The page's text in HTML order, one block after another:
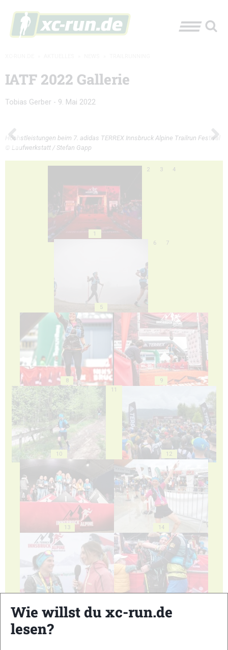
IATF 2022 Gallerie
Tobias Gerber - 9. Mai 2022
Höchstleistungen beim 7. adidas TERREX Innsbruck Alpine Trailrun Festival
© Laufwerkstatt / Stefan Gapp
1
2 3 4
5
6 7
8 9
10
11
12
13 14
Wie willst du xc-run.de
lesen?